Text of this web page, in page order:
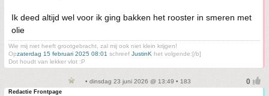
Ik deed altijd wel voor ik ging bakken het rooster in smeren met
olie
Wie mij niet heeft grootgebracht, zal mij ook niet klein krijgen!
Opzaterdag 15 februari 2025 08:01 schreef JustinK het volgende:[/b]
Dot houdt van lekker vlot :P
• dinsdag 23 juni 2026 @ 13:49 • 183
Redactie Frontpage